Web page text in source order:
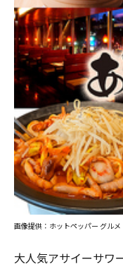
大人気アサイーサワ
画像提供：ホットペッパー グルメ